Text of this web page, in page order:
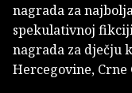
nagrada za
spekulativnoj
nagrada za dječju
Hercegovine,